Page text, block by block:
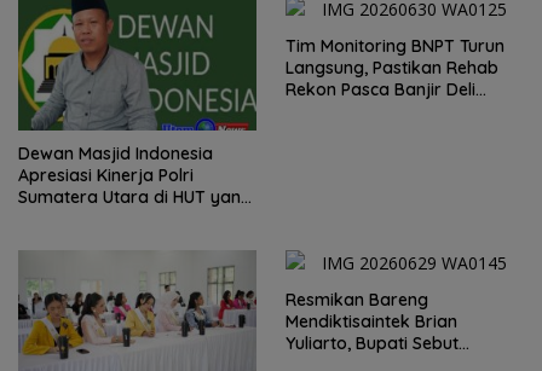
Sumut Irjen Whisnu
Dewan Masjid Indonesia
Apresiasi Kinerja Polri
Sumatera Utara di HUT yang
Tim Monitoring BNPT Turun
Langsung, Pastikan Rehab
Rekon Pasca Banjir Deli
Resmikan Bareng
Mendiktisaintek Brian
Yuliarto, Bupati Sebut